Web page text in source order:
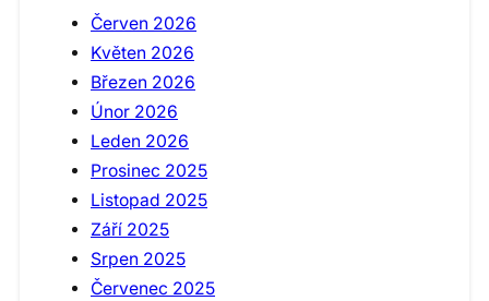
Červen 2026
Květen 2026
Březen 2026
Únor 2026
Leden 2026
Prosinec 2025
Listopad 2025
Září 2025
Srpen 2025
Červenec 2025